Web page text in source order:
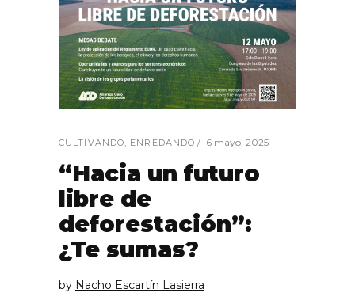
CULTIVANDO, ENREDANDO 6 mayo, 2025
“Hacia un futuro
libre de
deforestación”:
¿Te sumas?
by Nacho Escartín Lasierra